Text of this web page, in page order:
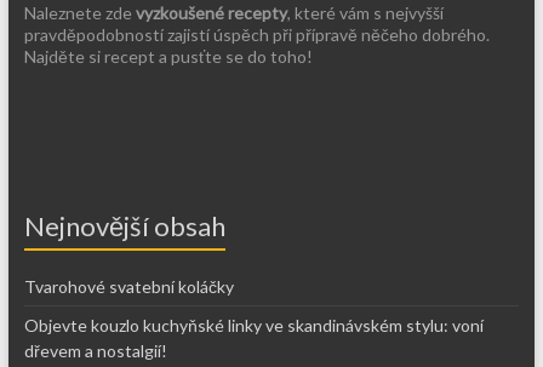
Naleznete zde vyzkoušené recepty, které vám s nejvyšší
pravděpodobností zajistí úspěch při přípravě něčeho dobrého.
Najděte si recept a pusťte se do toho!
Nejnovější obsah
Tvarohové svatební koláčky
Objevte kouzlo kuchyňské linky ve skandinávském stylu: voní
dřevem a nostalgií!